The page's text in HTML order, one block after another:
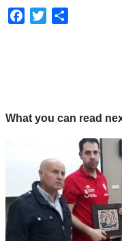
Facebook
Twitter
What you can read